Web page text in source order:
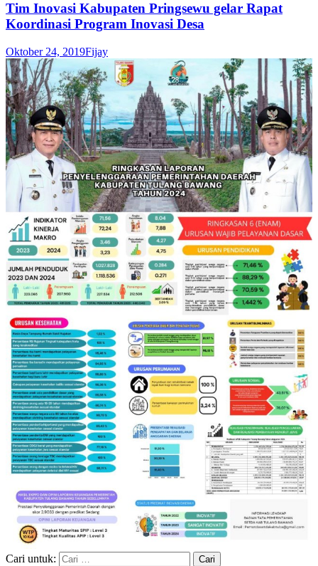
Tim Inovasi Kabupaten Pringsewu gelar Rapat
Koordinasi Program Inovasi Desa
Oktober 24, 2019Fijay
Cari untuk: